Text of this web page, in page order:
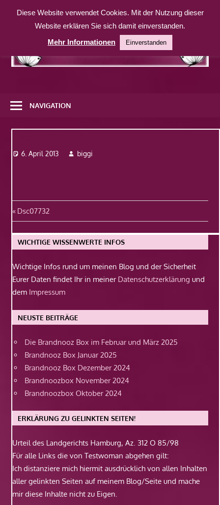
Inhalt
weitere
Website
NAVIGATION
6. April 2013 biggi
Beitragsnavigation
Vorheriger
Beitrag:
Dsc07732
WICHTIGE WISSENWERTE INFOS
Wichtige Infos rund um meinen Blog und der Sicherheit
Eurer Daten findet Ihr in meiner Datenschutzerklärung und
dem Impressum
NEUSTE BEITRÄGE
Die Brandnooz Box im Februar und März 2025
Brandnooz Box Januar 2025
Brandnooz Box Dezember 2024
Brandnoozbox November 2024
Brandnoozbox Oktober 2024
ERKLÄRUNG ZU GELINKTEN SEITEN!
Urteil des Landgerichts Hamburg, Az. 312 O 85/98
Für alle Links die von Testwoman abgehen gilt:
Ich distanziere mich hiermit ausdrücklich von allen Inhalten
aller gelinkten Seiten auf meinem Blog/Seite und mache
mir diese Inhalte nicht zu Eigen.
Diese Website verwendet Cookies. Mit der Nutzung dieser
Website erklären Sie sich damit einverstanden.
Mehr Informationen
Einverstanden